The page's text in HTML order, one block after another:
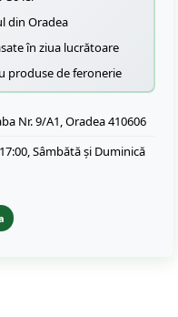
din Oradea
în ziua lucrătoare
produse de feronerie
Nr. 9/A1, Oradea 410606
Sâmbătă și Duminică